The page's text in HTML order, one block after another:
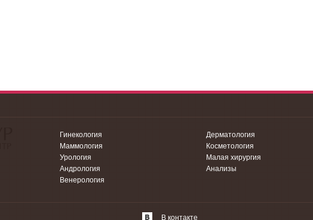
Гинекология
Маммология
Урология
Андрология
Венерология
Дерматология
Косметология
Малая хирургия
Анализы
В контакте